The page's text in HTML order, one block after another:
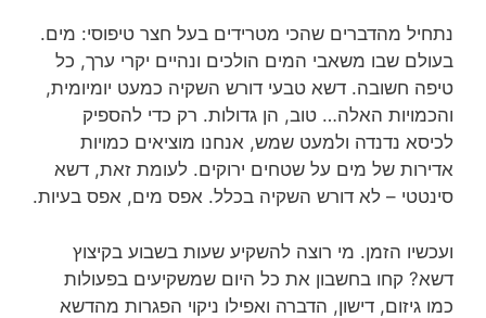
נתחיל מהדברים שהכי מטרידים בעל חצר טיפוסי: מים.
בעולם שבו משאבי המים הולכים ונהיים יקרי ערך, כל
טיפה חשובה. דשא טבעי דורש השקיה כמעט יומיומית,
והכמויות האלה… טוב, הן גדולות. רק כדי להספיק
לכיסא נדנדה ולמעט שמש, אנחנו מוציאים כמויות
אדירות של מים על שטחים ירוקים. לעומת זאת, דשא
סינטטי – לא דורש השקיה בכלל. אפס מים, אפס בעיות.
ועכשיו הזמן. מי רוצה להשקיע שעות בשבוע בקיצוץ
דשא? קחו בחשבון את כל היום שמשקיעים בפעולות
כמו גיזום, דישון, הדברה ואפילו ניקוי הפגרות מהדשא